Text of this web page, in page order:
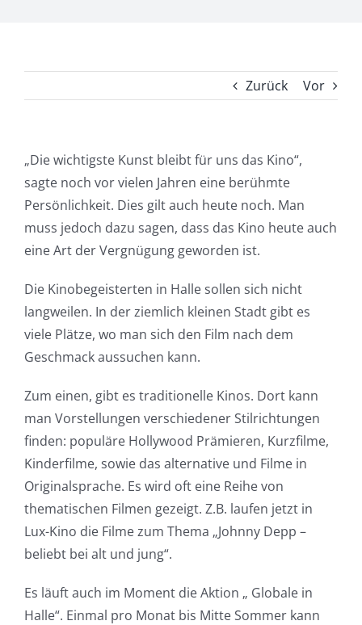
Zurück Vor
„Die wichtigste Kunst bleibt für uns das Kino“,
sagte noch vor vielen Jahren eine berühmte
Persönlichkeit. Dies gilt auch heute noch. Man
muss jedoch dazu sagen, dass das Kino heute auch
eine Art der Vergnügung geworden ist.
Die Kinobegeisterten in Halle sollen sich nicht
langweilen. In der ziemlich kleinen Stadt gibt es
viele Plätze, wo man sich den Film nach dem
Geschmack aussuchen kann.
Zum einen, gibt es traditionelle Kinos. Dort kann
man Vorstellungen verschiedener Stilrichtungen
finden: populäre Hollywood Prämieren, Kurzfilme,
Kinderfilme, sowie das alternative und Filme in
Originalsprache. Es wird oft eine Reihe von
thematischen Filmen gezeigt. Z.B. laufen jetzt in
Lux-Kino die Filme zum Thema „Johnny Depp –
beliebt bei alt und jung“.
Es läuft auch im Moment die Aktion „ Globale in
Halle“. Einmal pro Monat bis Mitte Sommer kann